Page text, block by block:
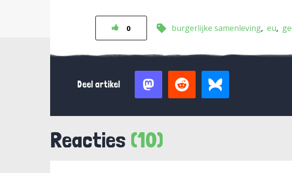
0 burgerlijke samenleving eu
Deel artikel
Reacties (10)